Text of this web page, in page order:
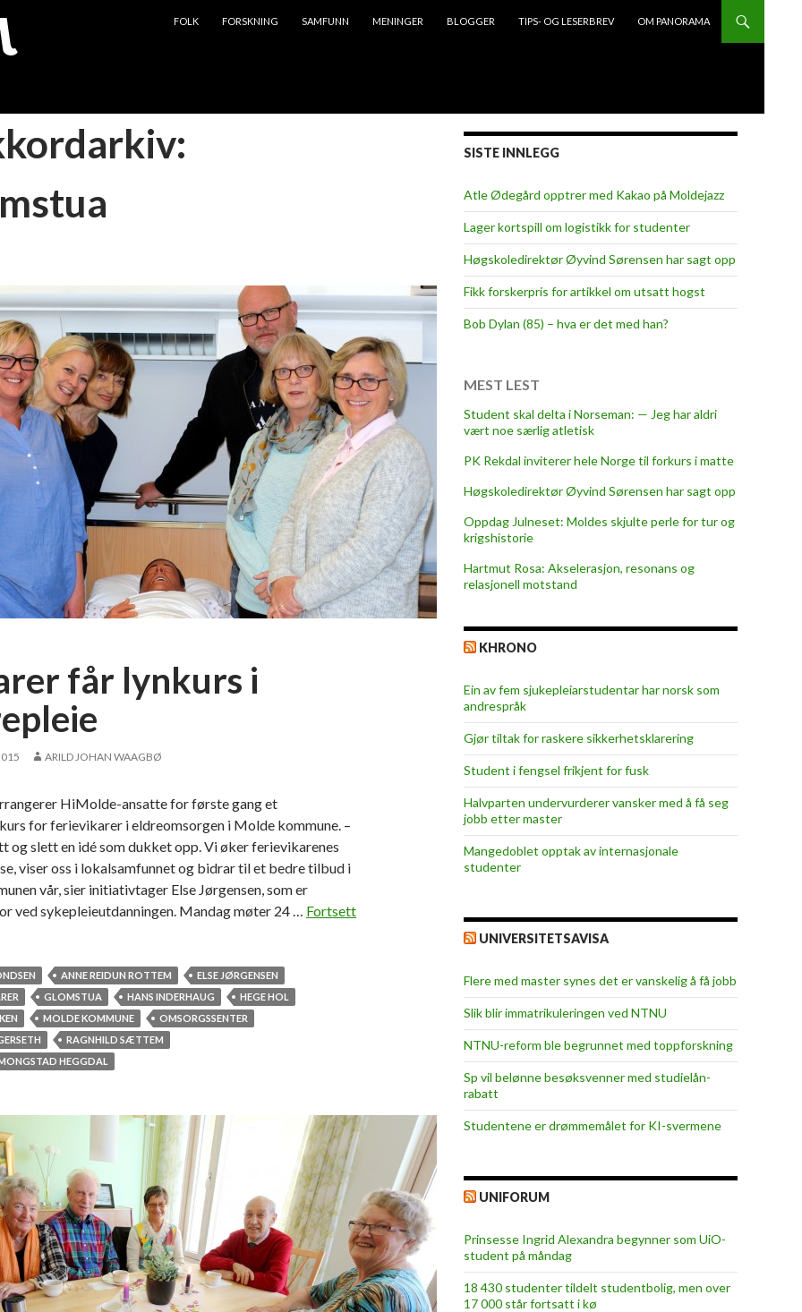
FOLK
FORSKNING SAMFUNN MENINGER BLOGGER TIPS- OG LESERBREV OM PANORAMA
får lynkurs i
ARILD JOHAN WAAGBØ
HiMolde-ansatte for første gang et
for ferievikarer i eldreomsorgen i Molde kommune. –
og slett en idé som dukket opp. Vi øker ferievikarenes
viser oss i lokalsamfunnet og bidrar til et bedre tilbud i
vår, sier initiativtager Else Jørgensen, som er
ved sykepleieutdanningen. Mandag møter 24 … Fortsett
ANNE REIDUN ROTTEM
ELSE JØRGENSEN
GLOMSTUA HANS INDERHAUG
HEGE HOL
MOLDE KOMMUNE
OMSORGSSENTER
RAGNHILD SÆTTEM
HEGGDAL
SISTE INNLEGG
Atle Ødegård opptrer med Kakao på Moldejazz
Lager kortspill om logistikk for studenter
Høgskoledirektør Øyvind Sørensen har sagt opp
Fikk forskerpris for artikkel om utsatt hogst
Bob Dylan (85) – hva er det med han?
MEST LEST
Student skal delta i Norseman: — Jeg har aldri
vært noe særlig atletisk
PK Rekdal inviterer hele Norge til forkurs i matte
Høgskoledirektør Øyvind Sørensen har sagt opp
Oppdag Julneset: Moldes skjulte perle for tur og
krigshistorie
Hartmut Rosa: Akselerasjon, resonans og
relasjonell motstand
KHRONO
Ein av fem sjukepleiar­studentar har norsk som
andrespråk
Gjør tiltak for raskere sikkerhets­klarering
Student i fengsel frikjent for fusk
Halvparten undervurderer vansker med å få seg
jobb etter master
Mangedoblet opptak av internasjonale
studenter
UNIVERSITETSAVISA
Flere med master synes det er vanskelig å få jobb
Slik blir immatrikuleringen ved NTNU
NTNU-reform ble begrunnet med toppforskning
Sp vil belønne besøksvenner med studielån-
rabatt
Studentene er drømmemålet for KI-svermene
UNIFORUM
Prinsesse Ingrid Alexandra begynner som UiO-
student på måndag
18 430 studenter tildelt studentbolig, men over
17 000 står fortsatt i kø